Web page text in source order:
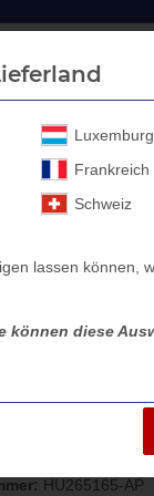
2650
HU265165-AP
Luxemburg
Frankreich
Schweiz
lassen können,
können diese